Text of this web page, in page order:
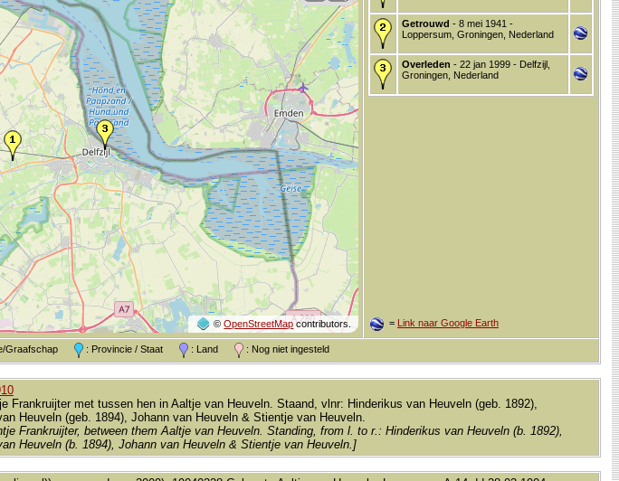
©OpenStreetMapcontributors.
Getrouwd - 8 mei 1941 -
Loppersum, Groningen, Nederland
Overleden - 22 jan 1999 - Delfzijl,
Groningen, Nederland
= Link naar Google Earth
Graafschap : Provincie / Staat : Land : Nog niet ingesteld
Frankruijter met tussen hen in Aaltje van Heuveln. Staand, vlnr: Hinderikus van Heuveln (geb. 1892),
Heuveln (geb. 1894), Johann van Heuveln & Stientje van Heuveln.
Frankruijter, between them Aaltje van Heuveln. Standing, from l. to r.: Hinderikus van Heuveln (b. 1892),
Heuveln (b. 1894), Johann van Heuveln & Stientje van Heuveln.]